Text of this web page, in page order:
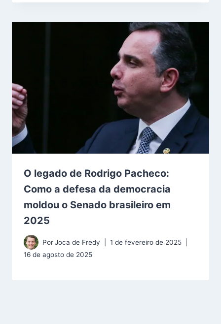
O legado de Rodrigo Pacheco:
Como a defesa da democracia
moldou o Senado brasileiro em
2025
PorJoca de Fredy
1 de fevereiro de 2025
16 de agosto de 2025